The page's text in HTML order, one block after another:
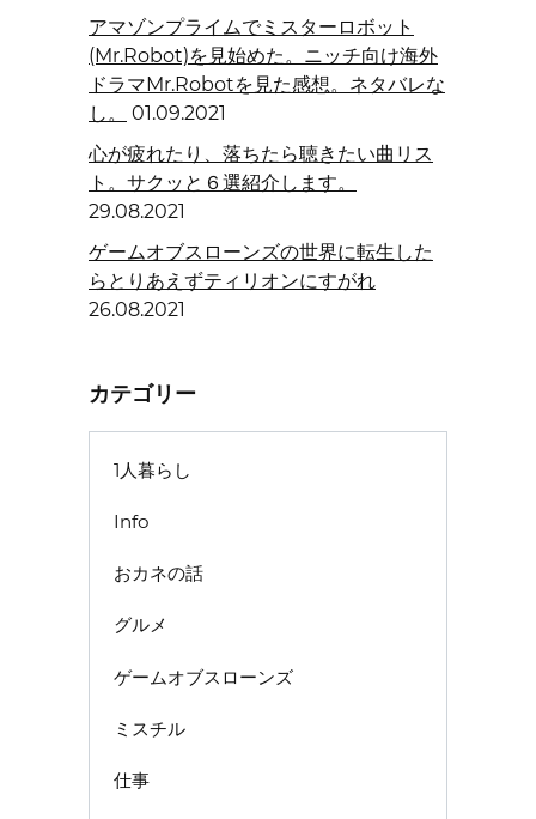
アマゾンプライムでミスターロボット
(Mr.Robot)を見始めた。ニッチ向け海外
ドラマMr.Robotを見た感想。ネタバレな
し。
01.09.2021
心が疲れたり、落ちたら聴きたい曲リス
ト。サクッと６選紹介します。
29.08.2021
ゲームオブスローンズの世界に転生した
らとりあえずティリオンにすがれ
26.08.2021
カテゴリー
1人暮らし
Info
おカネの話
グルメ
ゲームオブスローンズ
ミスチル
仕事